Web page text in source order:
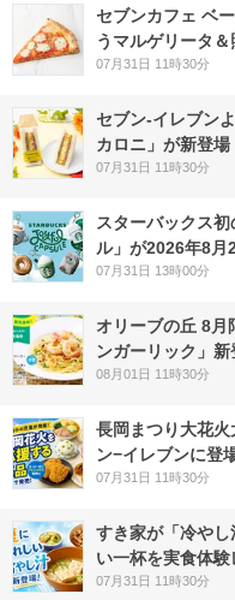
セブンカフェ ベ
うマルゲリータ
07月31日 11時30分
セブン‐イレブン
カロニ」が新登場
07月31日 11時30分
スターバックス
ル」が2026年8月
07月31日 13時00分
オリーブの丘 8月
ンガーリック」
08月01日 11時30分
長岡まつり大花
ン−イレブンに登
07月31日 11時30分
すき家が「冷や
い一杯を実食体験
07月31日 11時30分